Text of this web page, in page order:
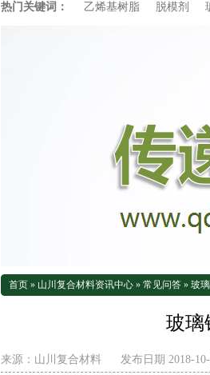
热门关键词： 乙烯基树脂 脱模剂
首页 » 山川复合材料资讯中心 » 常见问答 » 玻
玻璃
来源： 山川复合材料 发布日期 2018-